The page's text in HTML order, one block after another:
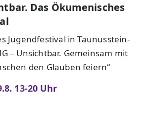
Das Ökumenisches
Jugendfestival in Taunusstein-
– Unsichtbar. Gemeinsam mit
den Glauben feiern“
13-20 Uhr